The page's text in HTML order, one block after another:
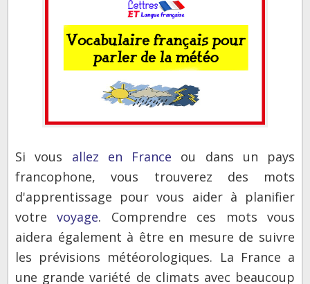
Si vous allez en France ou dans un pays
francophone, vous trouverez des mots
d'apprentissage pour vous aider à planifier
votrevoyage. Comprendre ces mots vous
aidera également à être en mesure de suivre
les prévisions météorologiques. La France a
une grande variété de climats avec beaucoup